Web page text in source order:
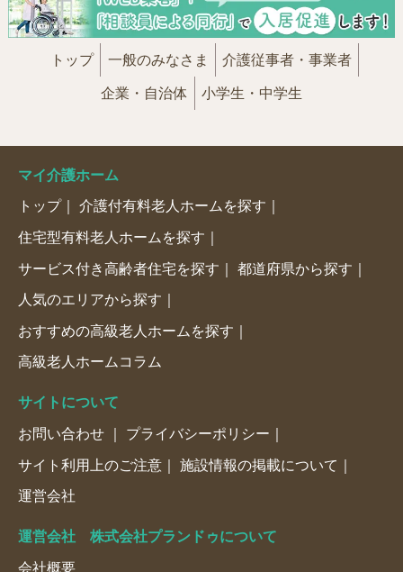
トップ 一般のみなさま 介護従事者・事業者
企業・自治体 小学生・中学生
マイ介護ホーム
トップ 介護付有料老人ホームを探す
住宅型有料老人ホームを探す
サービス付き高齢者住宅を探す 都道府県から探す
人気のエリアから探す
おすすめの高級老人ホームを探す
高級老人ホームコラム
サイトについて
お問い合わせ プライバシーポリシー
サイト利用上のご注意 施設情報の掲載について
運営会社
運営会社 株式会社プランドゥについて
会社概要